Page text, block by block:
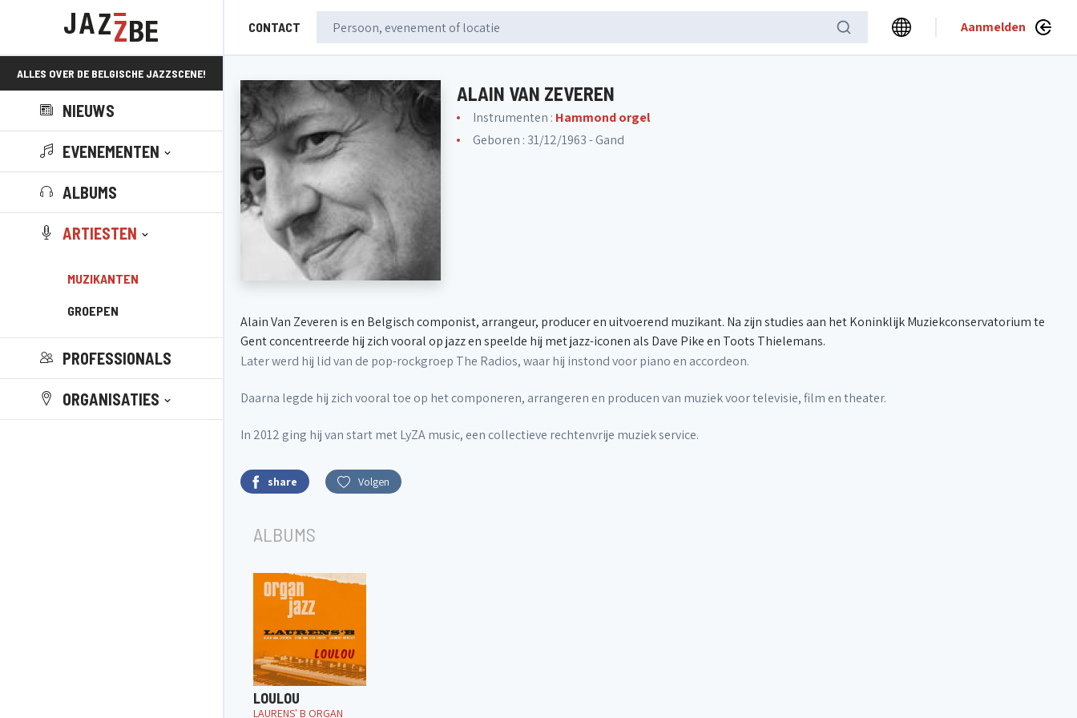
CONTACT Aanmelden
ALLES OVER DE BELGISCHE JAZZSCENE!
NIEUWS
EVENEMENTEN
ALBUMS
ARTIESTEN
MUZIKANTEN
GROEPEN
PROFESSIONALS
ORGANISATIES
ALAIN VAN ZEVEREN
Instrumenten : Hammond orgel
Geboren : 31/12/1963 - Gand
Alain Van Zeveren is en Belgisch componist, arrangeur, producer en uitvoerend muzikant. Na zijn studies aan het Koninklijk Muziekconservatorium te
Gent concentreerde hij zich vooral op jazz en speelde hij met jazz-iconen als Dave Pike en Toots Thielemans.
Later werd hij lid van de pop-rockgroep The Radios, waar hij instond voor piano en accordeon.
Daarna legde hij zich vooral toe op het componeren, arrangeren en producen van muziek voor televisie, film en theater.
In 2012 ging hij van start met LyZA music, een collectieve rechtenvrije muziek service.
share Volgen
ALBUMS
LOULOU
LAURENS' B ORGAN